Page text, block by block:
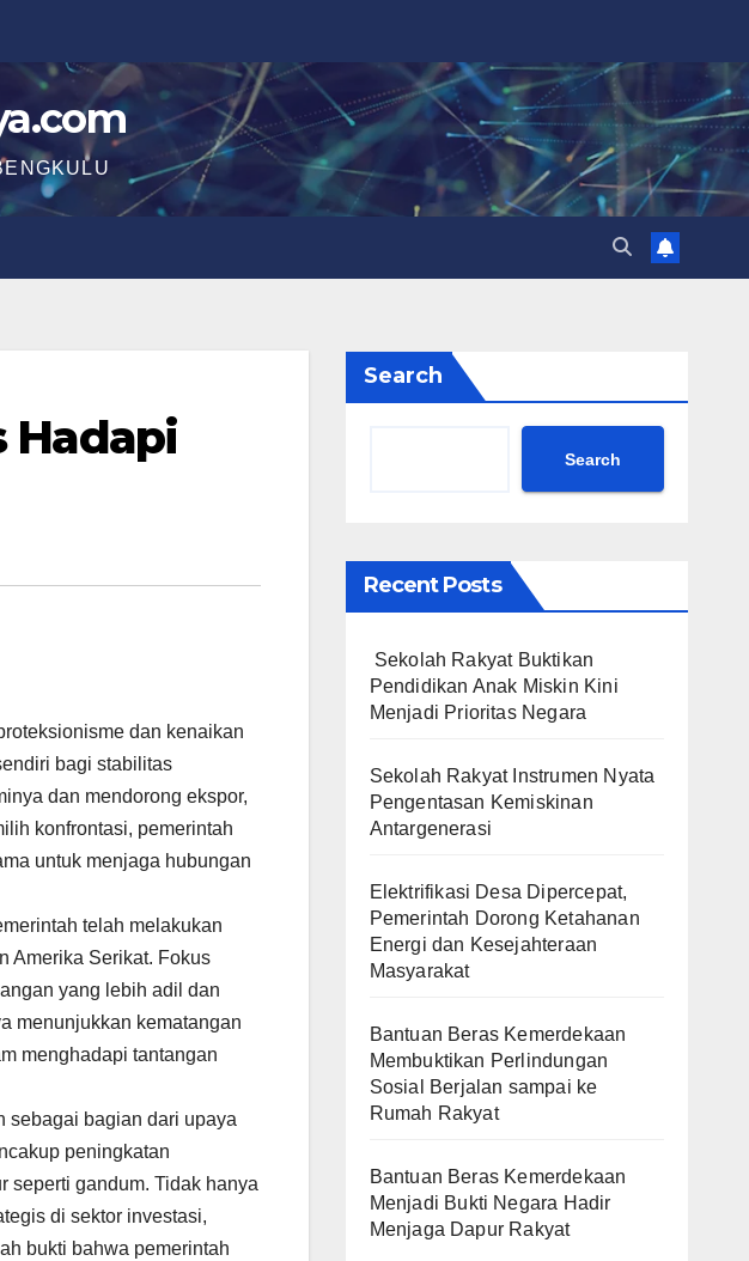
Hadapi
dan kenaikan
bagi stabilitas
dan mendorong ekspor,
konfrontasi, pemerintah
untuk menjaga hubungan
telah melakukan
Amerika Serikat. Fokus
yang lebih adil dan
menunjukkan kematangan
menghadapi tantangan
sebagai bagian dari upaya
peningkatan
seperti gandum. Tidak hanya
di sektor investasi,
bukti bahwa pemerintah
Search
Search
Recent Posts
Sekolah Rakyat Buktikan
Pendidikan Anak Miskin Kini
Menjadi Prioritas Negara
Sekolah Rakyat Instrumen Nyata
Pengentasan Kemiskinan
Antargenerasi
Elektrifikasi Desa Dipercepat,
Pemerintah Dorong Ketahanan
Energi dan Kesejahteraan
Masyarakat
Bantuan Beras Kemerdekaan
Membuktikan Perlindungan
Sosial Berjalan sampai ke
Rumah Rakyat
Bantuan Beras Kemerdekaan
Menjadi Bukti Negara Hadir
Menjaga Dapur Rakyat